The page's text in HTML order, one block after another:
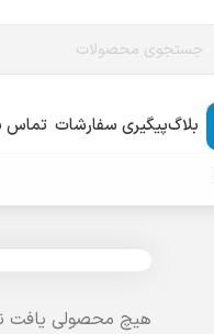
بلاگپیگیری سفارشات تماس
هیچ محصولی یافت